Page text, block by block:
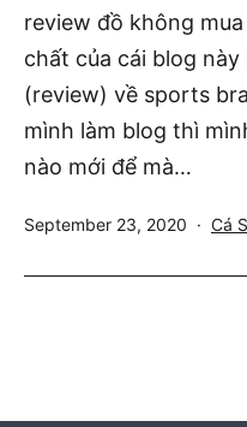
review đồ không
chất của cái blog
(review) về sports
mình làm blog thì
nào mới để mà…
Published
September 23, 2020 Cá